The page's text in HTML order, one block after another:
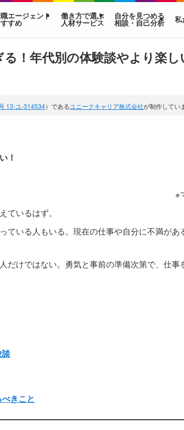
エージェント
すめ
働き方で選ぶ
人材サービス
自分を見つめる
相談・自己分析 私
！年代別の体験談やより楽
13-ユ-314534）であるユニークキャリア株式会社が制作してい
！
※
ているはず。
ている人もいる。現在の仕事や自分に不満が
だけではない。勇気と事前の準備次第で、仕
談
きこと